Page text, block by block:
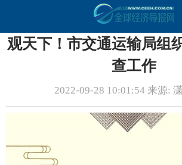
观天下！市交通运输局组
查工作
2022-09-28 10:01:54 来源: